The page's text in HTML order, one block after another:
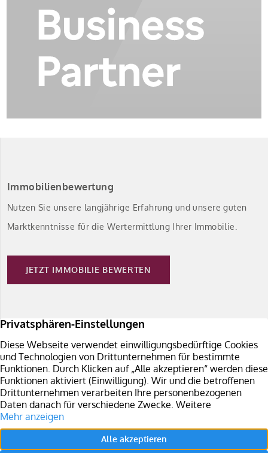
Immobilienbewertung
Nutzen Sie unsere langjährige Erfahrung und unsere guten
Marktkenntnisse für die Wertermittlung Ihrer Immobilie.
JETZT IMMOBILIE BEWERTEN
Immobilie verkaufen
Sie planen den Verkauf Ihrer Immobilie in Südbaden?
Überzeugen Sie sich von unseren Leistungen.